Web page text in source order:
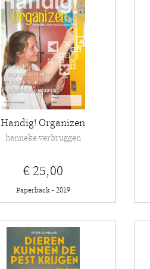
Handig! Organizen
hanneke verbruggen
€ 25,00
Paperback - 2019